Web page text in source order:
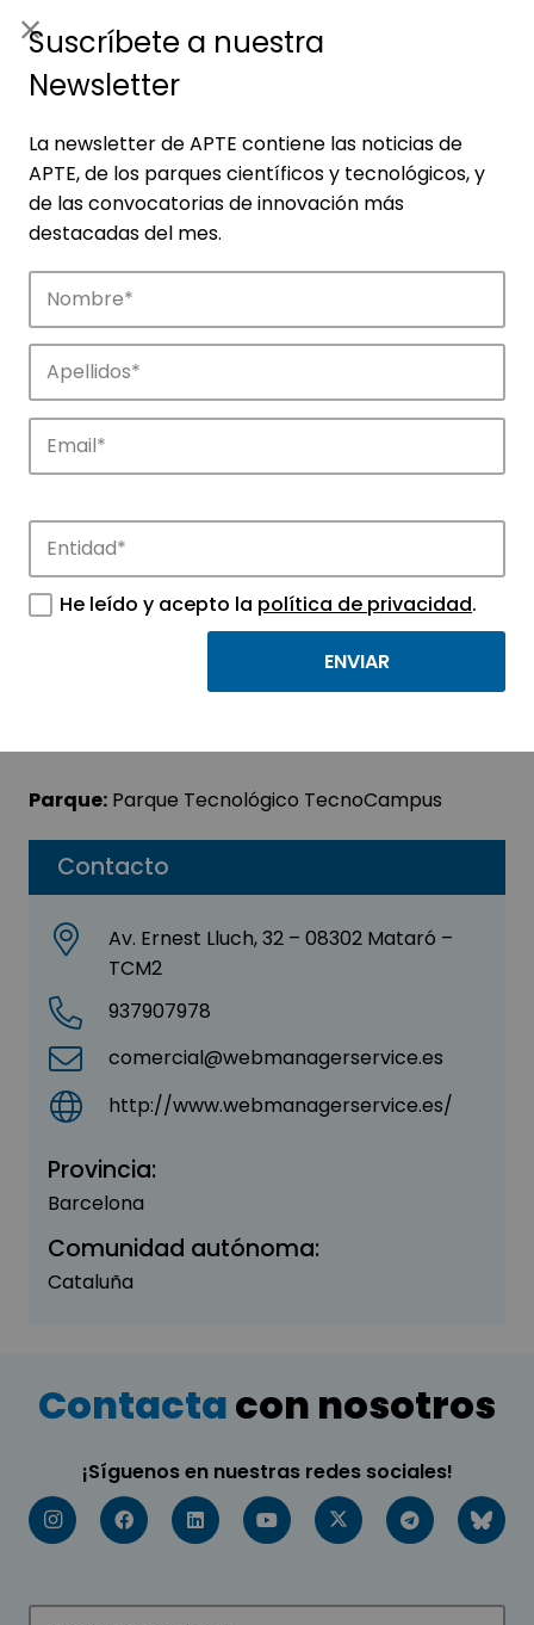
Empresas
Descubre las empresas que impulsan la
innovación en los parques de APTE.
Contacto
Av. Ernest Lluch, 32 – 08302 Mataró –
TCM2
937907978
comercial@webmanagerservice.es
http://www.webmanagerservice.es/
Provincia:
Barcelona
Comunidad autónoma:
Cataluña
REXEL BIT, SL
INFORMACIÓN, INFORMÁTICA Y
Parque: Parque Tecnológico TecnoCampus
Contactacon nosotros
¡Síguenos en nuestras redes sociales!
Suscríbete a nuestra
Newsletter
La newsletter de APTE contiene las noticias de
APTE, de los parques científicos y tecnológicos, y
de las convocatorias de innovación más
destacadas del mes.
He leído y acepto la política de privacidad.